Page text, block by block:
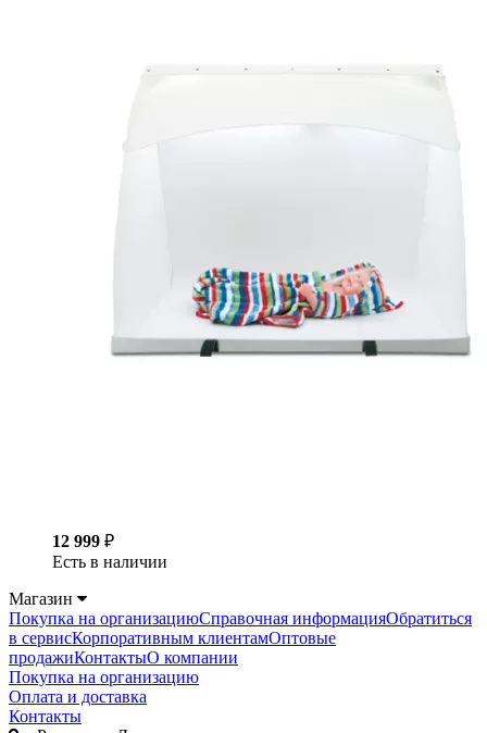
12 999 ₽
Есть в наличии
Магазин
Покупка на организациюСправочная информацияОбратиться
в сервисКорпоративным клиентамОптовые
продажиКонтактыО компании
Покупка на организацию
Оплата и доставка
Контакты